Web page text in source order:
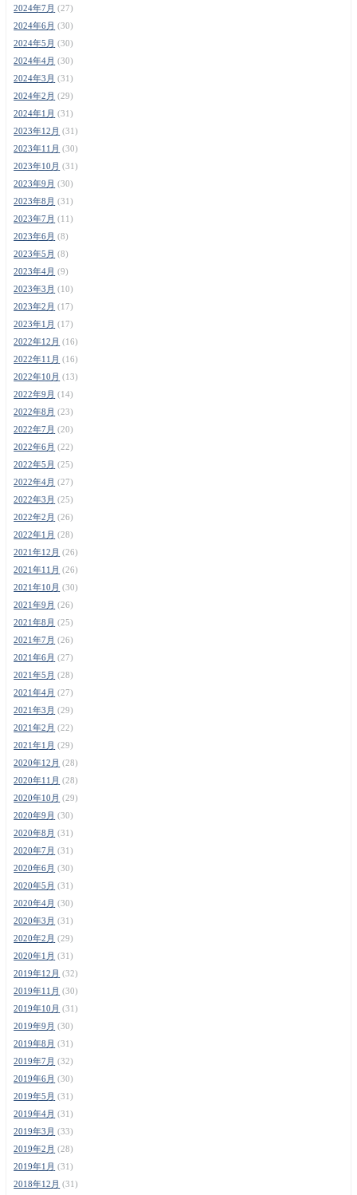
2024年7月 (27)
2024年6月 (30)
2024年5月 (30)
2024年4月 (30)
2024年3月 (31)
2024年2月 (29)
2024年1月 (31)
2023年12月 (31)
2023年11月 (30)
2023年10月 (31)
2023年9月 (30)
2023年8月 (31)
2023年7月 (11)
2023年6月 (8)
2023年5月 (8)
2023年4月 (9)
2023年3月 (10)
2023年2月 (17)
2023年1月 (17)
2022年12月 (16)
2022年11月 (16)
2022年10月 (13)
2022年9月 (14)
2022年8月 (23)
2022年7月 (20)
2022年6月 (22)
2022年5月 (25)
2022年4月 (27)
2022年3月 (25)
2022年2月 (26)
2022年1月 (28)
2021年12月 (26)
2021年11月 (26)
2021年10月 (30)
2021年9月 (26)
2021年8月 (25)
2021年7月 (26)
2021年6月 (27)
2021年5月 (28)
2021年4月 (27)
2021年3月 (29)
2021年2月 (22)
2021年1月 (29)
2020年12月 (28)
2020年11月 (28)
2020年10月 (29)
2020年9月 (30)
2020年8月 (31)
2020年7月 (31)
2020年6月 (30)
2020年5月 (31)
2020年4月 (30)
2020年3月 (31)
2020年2月 (29)
2020年1月 (31)
2019年12月 (32)
2019年11月 (30)
2019年10月 (31)
2019年9月 (30)
2019年8月 (31)
2019年7月 (32)
2019年6月 (30)
2019年5月 (31)
2019年4月 (31)
2019年3月 (33)
2019年2月 (28)
2019年1月 (31)
2018年12月 (31)